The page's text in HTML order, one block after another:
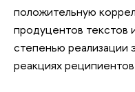
положительную
продуцентов текстов
степенью реализации
реакциях